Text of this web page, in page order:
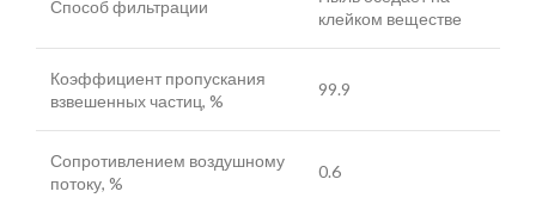
Способ фильтрации
клейком веществе
Коэффициент пропускания
взвешенных частиц, %
99.9
Сопротивлением воздушному
потоку, %
0.6